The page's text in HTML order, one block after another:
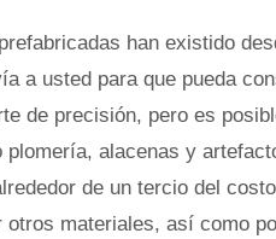
han existido
a usted para que pueda
de precisión, pero es
plomería, alacenas y
de un tercio del
materiales, así como